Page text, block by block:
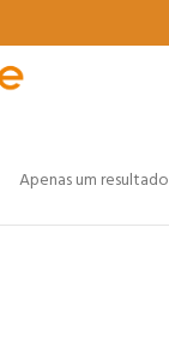
Apenas um resultado